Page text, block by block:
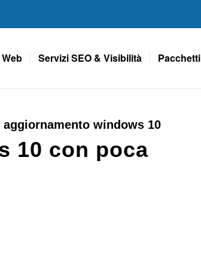
Servizi SEO & Visibilità Pacchetti
windows 10
10 con poca